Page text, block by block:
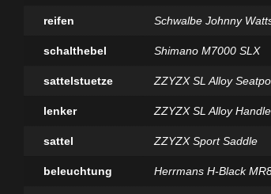
reifen Schwalbe Johnny
schalthebel Shimano M7000 SLX
sattelstuetze ZZYZX SL Alloy
lenker ZZYZX SL Alloy
sattel ZZYZX Sport Saddle
beleuchtung Herrmans H-Black